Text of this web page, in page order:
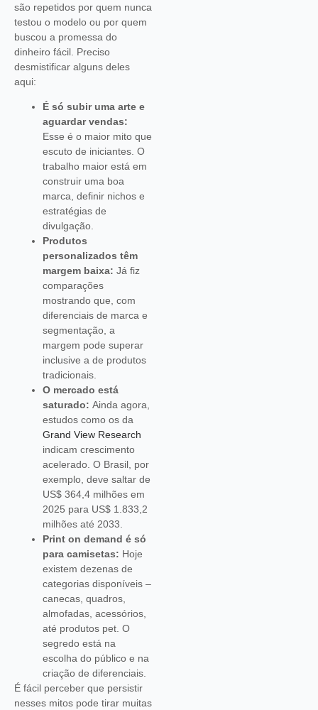
são repetidos por quem nunca
testou o modelo ou por quem
buscou a promessa do
dinheiro fácil. Preciso
desmistificar alguns deles
aqui:
É só subir uma arte e
aguardar vendas:
Esse é o maior mito que
escuto de iniciantes. O
trabalho maior está em
construir uma boa
marca, definir nichos e
estratégias de
divulgação.
Produtos
personalizados têm
margem baixa: Já fiz
comparações
mostrando que, com
diferenciais de marca e
segmentação, a
margem pode superar
inclusive a de produtos
tradicionais.
O mercado está
saturado: Ainda agora,
estudos como os da
Grand View Research
indicam crescimento
acelerado. O Brasil, por
exemplo, deve saltar de
US$ 364,4 milhões em
2025 para US$ 1.833,2
milhões até 2033.
Print on demand é só
para camisetas: Hoje
existem dezenas de
categorias disponíveis –
canecas, quadros,
almofadas, acessórios,
até produtos pet. O
segredo está na
escolha do público e na
criação de diferenciais.
É fácil perceber que persistir
nesses mitos pode tirar muitas